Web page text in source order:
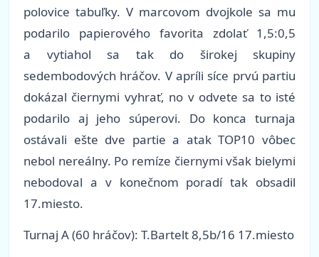
polovice tabuľky. V marcovom dvojkole sa mu
podarilo papierového favorita zdolať 1,5:0,5
a vytiahol sa tak do širokej skupiny
sedembodových hráčov. V apríli síce prvú partiu
dokázal čiernymi vyhrať, no v odvete sa to isté
podarilo aj jeho súperovi. Do konca turnaja
ostávali ešte dve partie a atak TOP10 vôbec
nebol nereálny. Po remíze čiernymi však bielymi
nebodoval a v konečnom poradí tak obsadil
17.miesto.
Turnaj A (60 hráčov): T.Bartelt 8,5b/16 17.miesto